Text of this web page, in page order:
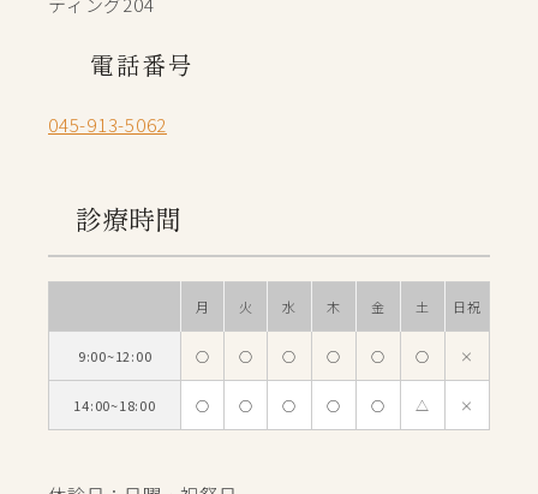
電話番号
045-913-5062
診療時間
月 火 水 木 金 土 日祝
9:00~12:00 ○ ○ ○ ○ ○ ○ ×
14:00~18:00 ○ ○ ○ ○ ○ △ ×